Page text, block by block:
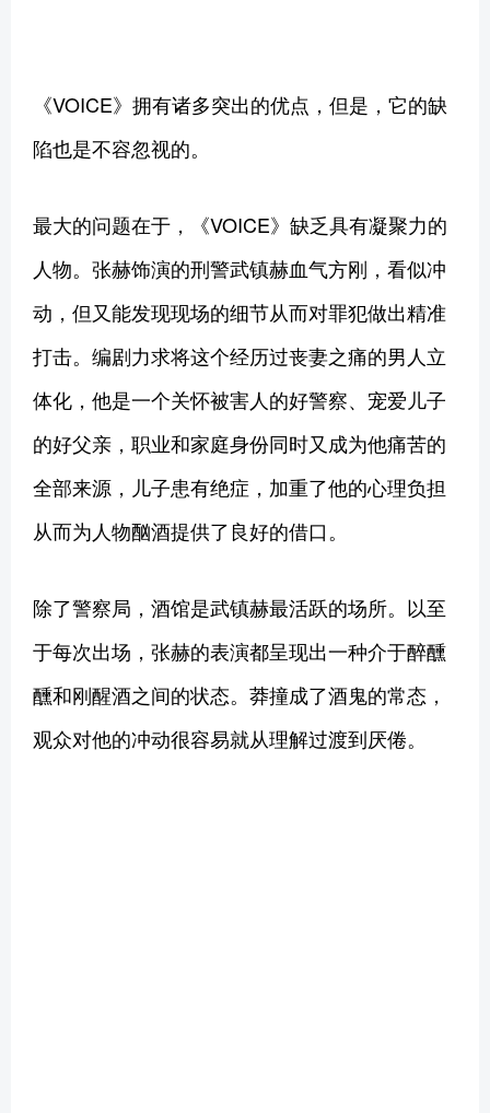
《VOICE》拥有诸多突出的优点，但是，它的缺
陷也是不容忽视的。
最大的问题在于，《VOICE》缺乏具有凝聚力的
人物。张赫饰演的刑警武镇赫血气方刚，看似冲
动，但又能发现现场的细节从而对罪犯做出精准
打击。编剧力求将这个经历过丧妻之痛的男人立
体化，他是一个关怀被害人的好警察、宠爱儿子
的好父亲，职业和家庭身份同时又成为他痛苦的
全部来源，儿子患有绝症，加重了他的心理负担
从而为人物酗酒提供了良好的借口。
除了警察局，酒馆是武镇赫最活跃的场所。以至
于每次出场，张赫的表演都呈现出一种介于醉醺
醺和刚醒酒之间的状态。莽撞成了酒鬼的常态，
观众对他的冲动很容易就从理解过渡到厌倦。